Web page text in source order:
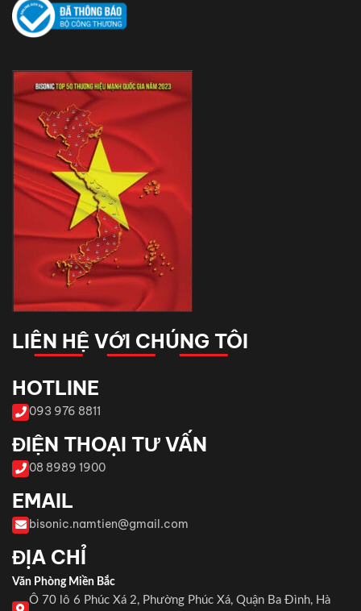
LIÊN HỆ VỚI CHÚNG TÔI
HOTLINE
093 976 8811
ĐIỆN THOẠI TƯ VẤN
08 8989 1900
EMAIL
bisonic.namtien@gmail.com
ĐỊA CHỈ
Văn Phòng Miền Bắc
Ô 70 lô 6 Phúc Xá 2, Phường Phúc Xá, Quận Ba Đình, Hà